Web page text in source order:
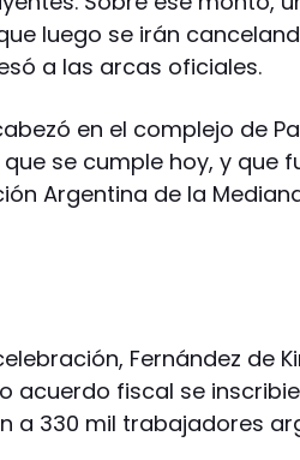
luego se irán
a las arcas oficiales.
en el complejo de
se cumple hoy, y que
Argentina de la
Fernández de
acuerdo fiscal se
a 330 mil trabajadores